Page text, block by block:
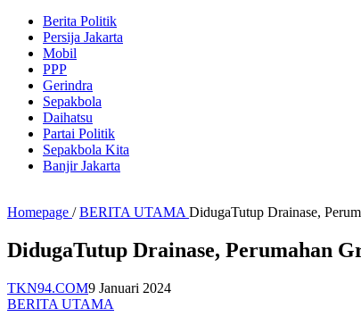
Berita Politik
Persija Jakarta
Mobil
PPP
Gerindra
Sepakbola
Daihatsu
Partai Politik
Sepakbola Kita
Banjir Jakarta
Homepage / BERITA UTAMA DidugaTutup Drainase,
DidugaTutup Drainase, Perumahan
TKN94.COM9 Januari 2024
BERITA UTAMA